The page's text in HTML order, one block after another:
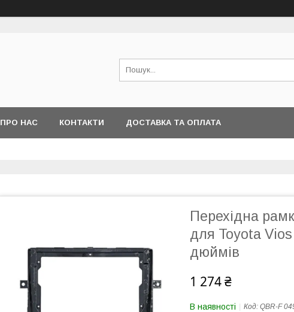
ПРО НАС КОНТАКТИ ДОСТАВКА ТА ОПЛАТА
Перехідна
для Toyota
дюймів
1 274 ₴
В наявності Код: QBR-F